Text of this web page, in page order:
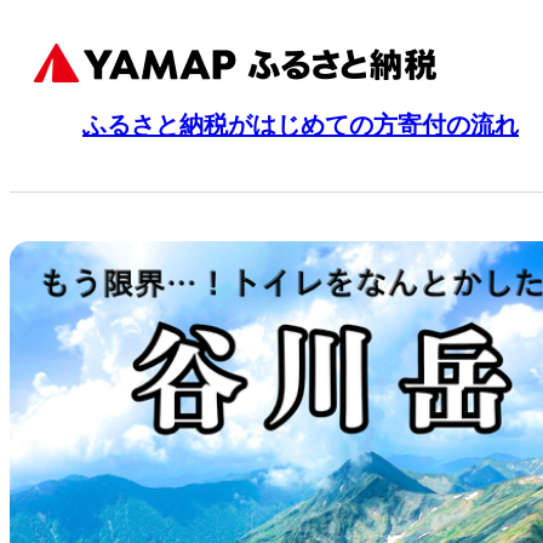
ふるさと納税がはじめての方寄付の流れ